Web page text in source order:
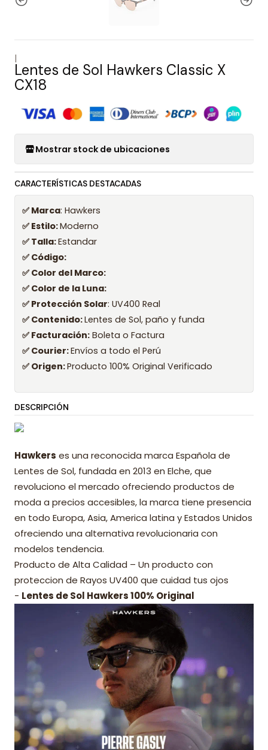
|
Lentes de Sol Hawkers Classic X
CX18
Mostrar stock de ubicaciones
CARACTERÍSTICAS DESTACADAS
✅ Marca: Hawkers
✅ Estilo:Moderno
✅ Talla:Estandar
✅ Código:
✅ Color del Marco:
✅ Color de la Luna:
✅ Protección Solar: UV400 Real
✅ Contenido:Lentes de Sol, paño y funda
✅ Facturación: Boleta o Factura
✅ Courier:Envíos a todo el Perú
✅ Origen:Producto 100% Original Verificado
DESCRIPCIÓN
Hawkers es una reconocida marca Española de
Lentes de Sol, fundada en 2013 en Elche, que
revoluciono el mercado ofreciendo productos de
moda a precios accesibles, la marca tiene presencia
en todo Europa, Asia, America latina y Estados Unidos
ofreciendo una alternativa revolucionaria con
modelos tendencia.
Producto de Alta Calidad – Un producto con
proteccion de Rayos UV400 que cuidad tus ojos
- Lentes de Sol Hawkers 100% Original